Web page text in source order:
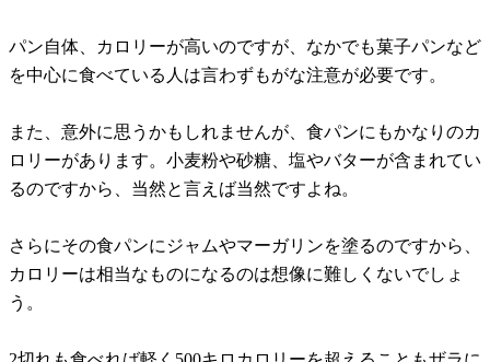
パン自体、カロリーが高いのですが、なかでも菓子パンなど
を中心に食べている人は言わずもがな注意が必要です。
また、意外に思うかもしれませんが、食パンにもかなりのカ
ロリーがあります。小麦粉や砂糖、塩やバターが含まれてい
るのですから、当然と言えば当然ですよね。
さらにその食パンにジャムやマーガリンを塗るのですから、
カロリーは相当なものになるのは想像に難しくないでしょ
う。